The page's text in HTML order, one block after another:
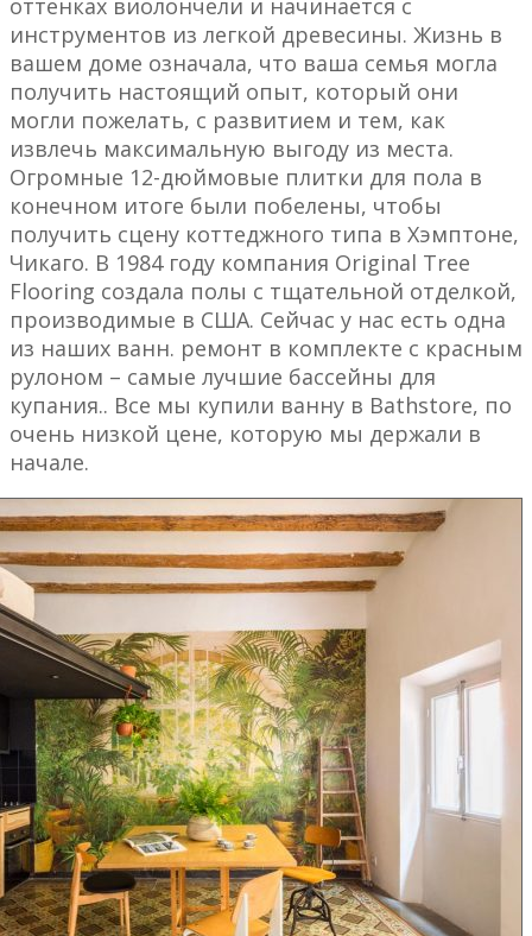
оттенках виолончели и начинается с
инструментов из легкой древесины. Жизнь в
вашем доме означала, что ваша семья могла
получить настоящий опыт, который они
могли пожелать, с развитием и тем, как
извлечь максимальную выгоду из места.
Огромные 12-дюймовые плитки для пола в
конечном итоге были побелены, чтобы
получить сцену коттеджного типа в Хэмптоне,
Чикаго. В 1984 году компания Original Tree
Flooring создала полы с тщательной отделкой,
производимые в США. Сейчас у нас есть одна
из наших ванн. ремонт в комплекте с красным
рулоном – самые лучшие бассейны для
купания.. Все мы купили ванну в Bathstore, по
очень низкой цене, которую мы держали в
начале.